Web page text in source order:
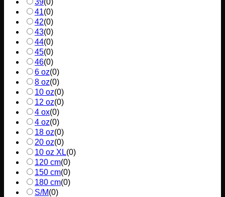
41(0)
42(0)
43(0)
44(0)
45(0)
46(0)
6 oz(0)
8 oz(0)
10 oz(0)
12 oz(0)
4 ox(0)
4 oz(0)
18 oz(0)
20 oz(0)
10 oz XL(0)
120 cm(0)
150 cm(0)
180 cm(0)
S/M(0)